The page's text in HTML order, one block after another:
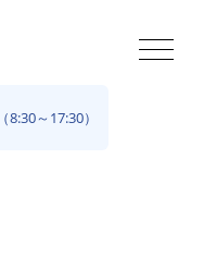
（8:30～17:30）